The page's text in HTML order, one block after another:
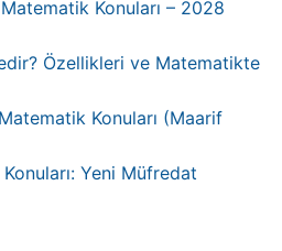
Matematik Konuları – 2028
Özellikleri ve Matematikte
Konuları (Maarif
Konuları: Yeni Müfredat